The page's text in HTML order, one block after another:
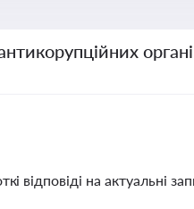
відповіді на актуальні